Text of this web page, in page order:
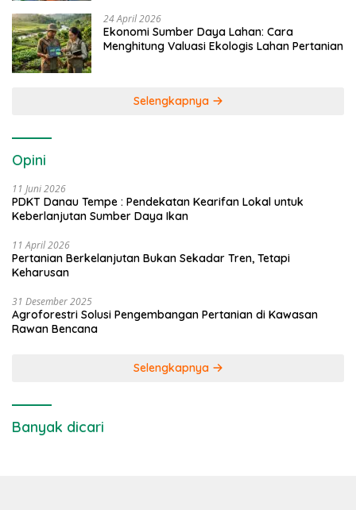
24 April 2026
Ekonomi Sumber Daya Lahan: Cara
Menghitung Valuasi Ekologis Lahan Pertanian
Selengkapnya
Opini
11 Juni 2026
PDKT Danau Tempe : Pendekatan Kearifan Lokal untuk
Keberlanjutan Sumber Daya Ikan
11 April 2026
Pertanian Berkelanjutan Bukan Sekadar Tren, Tetapi
Keharusan
31 Desember 2025
Agroforestri Solusi Pengembangan Pertanian di Kawasan
Rawan Bencana
Selengkapnya
Banyak dicari